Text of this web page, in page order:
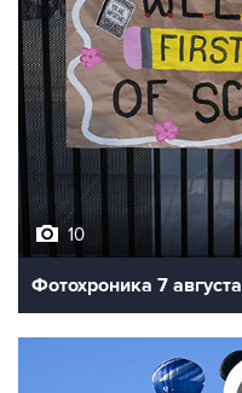
10
Фотохроника 7 августа